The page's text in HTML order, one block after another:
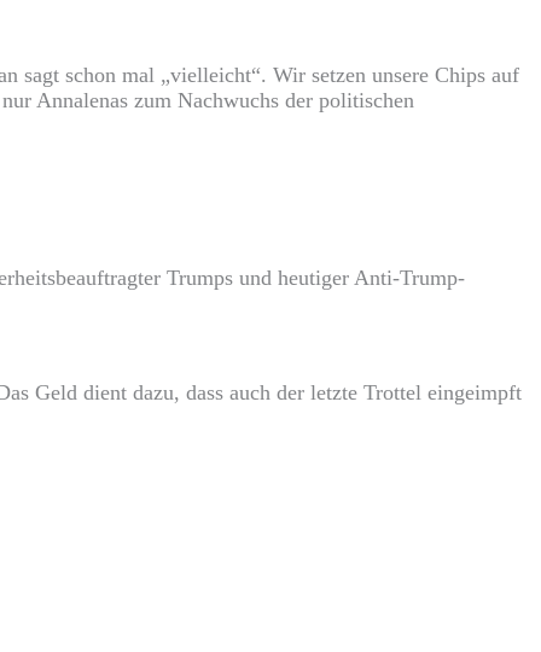
sagt schon mal „vielleicht“. Wir setzen unsere Chips auf
Annalenas zum Nachwuchs der politischen
Trumps und heutiger Anti-Trump-
Geld dient dazu, dass auch der letzte Trottel eingeimpft